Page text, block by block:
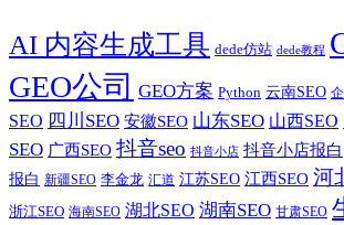
AI 内容生成工具 dede仿站 dede教程
GEO公司 GEO方案 Python 云南SEO
SEO 四川SEO 安徽SEO 山东SEO 山西SEO
SEO 广西SEO 抖音seo 抖音小店 抖音小店报白
报白 新疆SEO 李金龙 汇道 江苏SEO 江西SEO 河
浙江SEO 海南SEO 湖北SEO 湖南SEO 甘肃SEO